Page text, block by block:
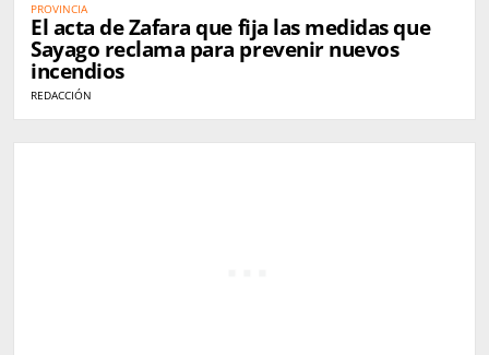
PROVINCIA
El acta de Zafara que fija las medidas que
Sayago reclama para prevenir nuevos
incendios
REDACCIÓN